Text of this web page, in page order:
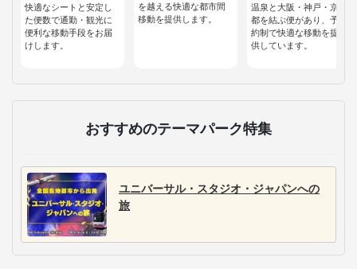
快適なシートと安定し
た便数で通勤・観光に
便利な移動手段をお届
けします。
を越える快適な都市間
移動を提供します。
温泉と大阪・神戸・京
都を結ぶ便があり、予
約制で快適な移動を提
供しています。
おすすめのテーマパーク特集
ユニバーサル・スタジオ・ジャパンへの
旅